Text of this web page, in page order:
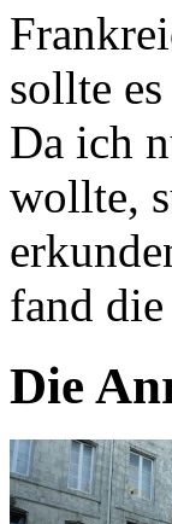
sollte
Da ich
wollte,
fand
Die